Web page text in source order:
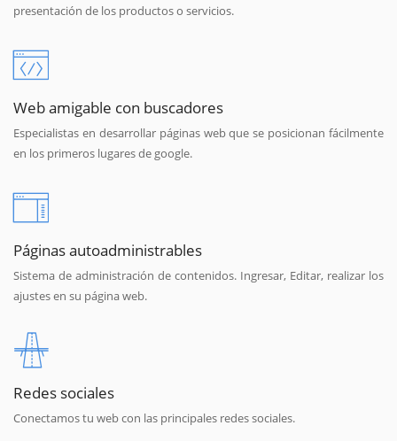
presentación de los productos o servicios.
Web amigable con buscadores
Especialistas en desarrollar páginas web que se posicionan fácilmente
en los primeros lugares de google.
Páginas autoadministrables
Sistema de administración de contenidos. Ingresar, Editar, realizar los
ajustes en su página web.
Redes sociales
Conectamos tu web con las principales redes sociales.